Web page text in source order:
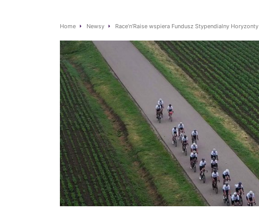
Home Newsy Race’n’Raise wspiera Fundusz Stypendialny Horyzonty